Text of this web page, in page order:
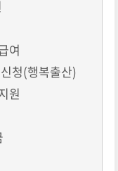
여
청(행복출산)
원